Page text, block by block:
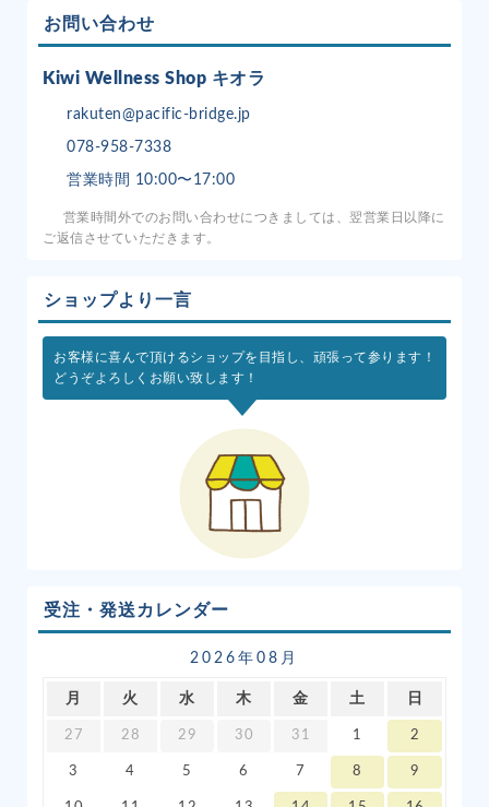
お問い合わせ
Kiwi Wellness Shop キオラ
rakuten@pacific-bridge.jp
078-958-7338
営業時間 10:00〜17:00
営業時間外でのお問い合わせにつきましては、翌営業日以降に
ご返信させていただきます。
ショップより一言
お客様に喜んで頂けるショップを目指し、頑張って参ります！
どうぞよろしくお願い致します！
受注・発送カレンダー
2026年08月
月 火 水 木 金 土 日
27 28 29 30 31 1 2
3 4 5 6 7 8 9